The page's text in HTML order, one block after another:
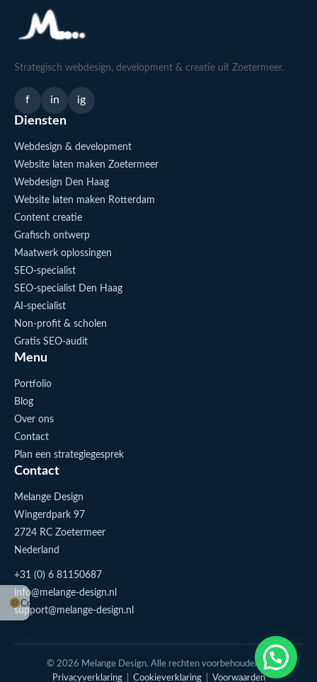
Cookie-instellingen
Stuur me een appje
Strategisch webdesign, development & creatie uit Zoetermeer.
f in ig
Diensten
Webdesign & development
Website laten maken Zoetermeer
Webdesign Den Haag
Website laten maken Rotterdam
Content creatie
Grafisch ontwerp
Maatwerk oplossingen
SEO-specialist
SEO-specialist Den Haag
AI-specialist
Non-profit & scholen
Gratis SEO-audit
Menu
Portfolio
Blog
Over ons
Contact
Plan een strategiegesprek
Contact
Melange Design
Wingerdpark 97
2724 RC Zoetermeer
Nederland
+31 (0) 6 81150687
info@melange-design.nl
support@melange-design.nl
© 2026 Melange Design. Alle rechten voorbehouden. |
Privacyverklaring| Cookieverklaring| Voorwaarden